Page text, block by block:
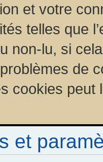
et votre
telles que
non-lu, si
de
cookies peut
et